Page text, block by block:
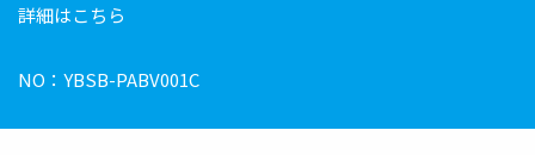
詳細はこちら
NO：YBSB-PABV001C